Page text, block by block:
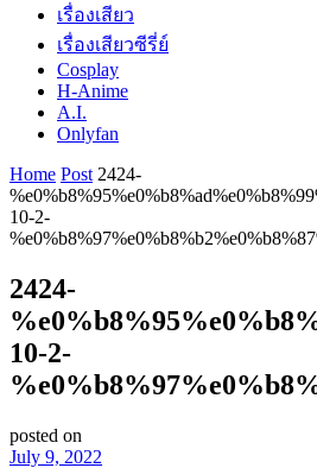
เรื่องเสียว
เรื่องเสียวซีรี่ย์
Cosplay
H-Anime
A.I.
Onlyfan
Home Post 2424-
10-2-
2424-
10-2-
posted on
July 9, 2022